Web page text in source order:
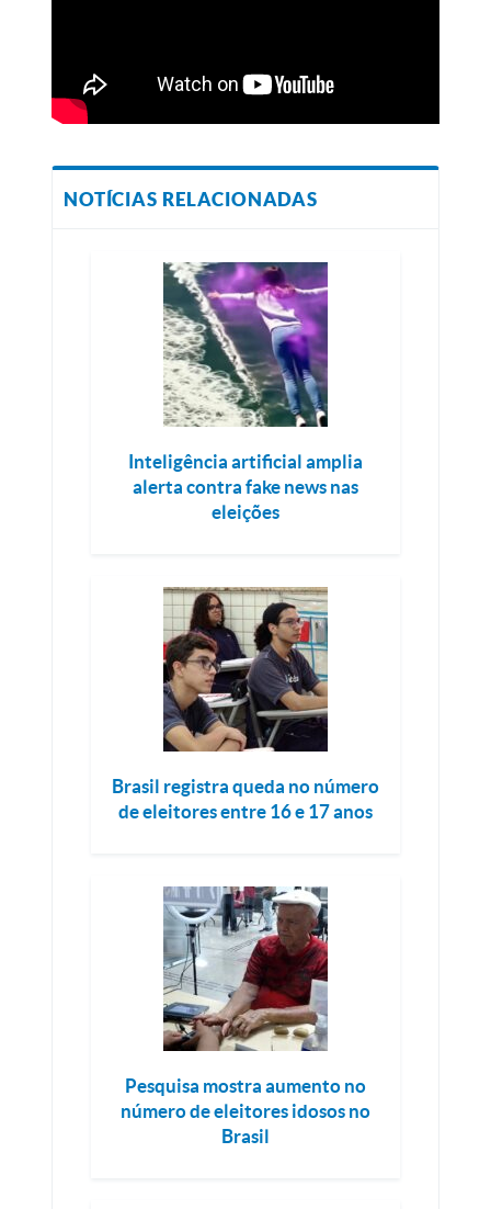
NOTÍCIAS RELACIONADAS
Inteligência artificial amplia
alerta contra fake news nas
eleições
Brasil registra queda no número
de eleitores entre 16 e 17 anos
Pesquisa mostra aumento no
número de eleitores idosos no
Brasil